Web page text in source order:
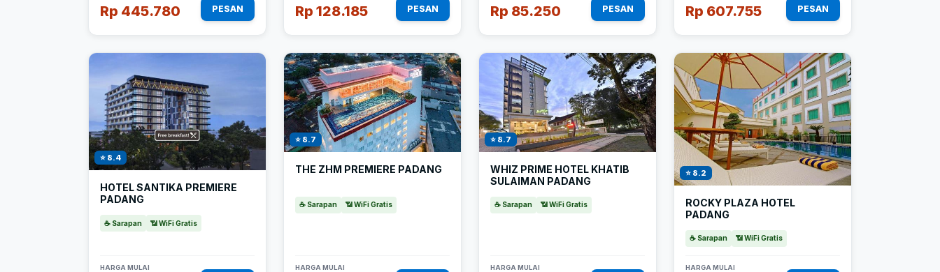
Rp 445.780 PESAN Rp 128.185 PESAN Rp 85.250 PESAN Rp 607.755 PESAN
⭐ 8.4
HOTEL SANTIKA PREMIERE
PADANG
☕ Sarapan 📶 WiFi Gratis
HARGA MULAI
⭐ 8.7
THE ZHM PREMIERE PADANG
☕ Sarapan 📶 WiFi Gratis
HARGA MULAI
⭐ 8.7
WHIZ PRIME HOTEL KHATIB
SULAIMAN PADANG
☕ Sarapan 📶 WiFi Gratis
HARGA MULAI
⭐ 8.2
ROCKY PLAZA HOTEL
PADANG
☕ Sarapan 📶 WiFi Gratis
HARGA MULAI